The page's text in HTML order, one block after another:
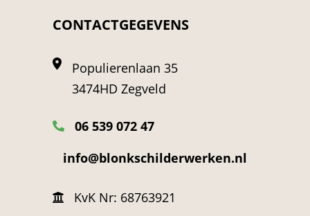
CONTACTGEGEVENS
Populierenlaan 35
3474HD Zegveld
06 539 072 47
info@blonkschilderwerken.nl
KvK Nr: 68763921